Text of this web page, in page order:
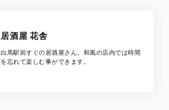
居酒屋 花舎
白馬駅前すぐの居酒屋さん。和風の店内では時間
を忘れて楽しむ事ができます。